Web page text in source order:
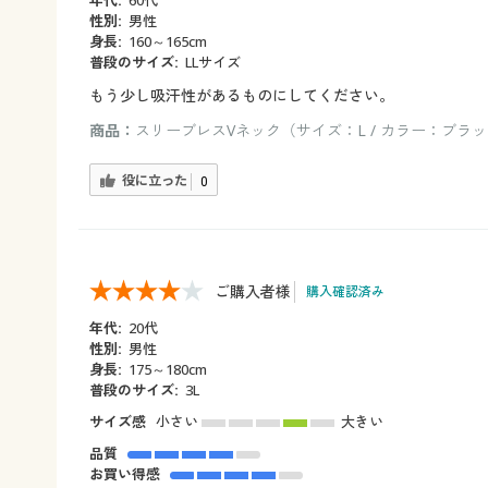
性別: 男性
身長: 160～165cm
普段のサイズ: LLサイズ
もう少し吸汗性があるものにしてください。
商品： スリーブレスVネック（サイズ：L / カラー：ブラ
役に立った 0
ご購入者様 購入確認済み
年代: 20代
性別: 男性
身長: 175～180cm
普段のサイズ: 3L
サイズ感 小さい
大きい
品質
お買い得感